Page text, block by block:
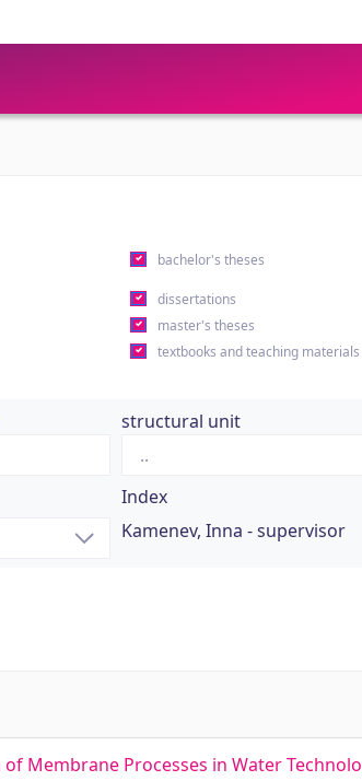
bachelor's theses
dissertations
master's theses
textbooks and teaching materials
structural unit
Index
Kamenev, Inna - supervisor
Membrane Processes in Water